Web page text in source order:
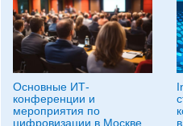
Основные ИТ-
конференции и
мероприятия по
цифровизации в Москве